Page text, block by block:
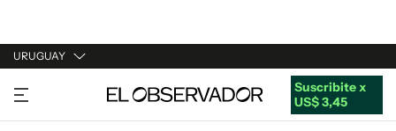
URUGUAY
URUGUAY
ARGENTINA
Suscribite x
US$ 3,45